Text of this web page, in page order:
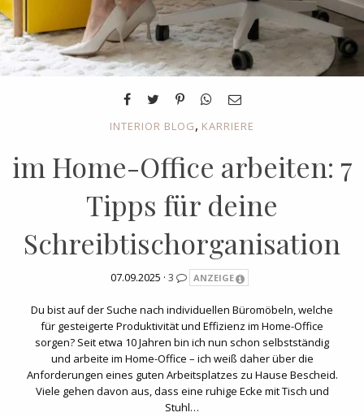
INTERIOR BLOG, KARRIERE
im Home-Office arbeiten: 7
Tipps für deine
Schreibtischorganisation
07.09.2025 · 3 ANZEIGE
Du bist auf der Suche nach individuellen Büromöbeln, welche
für gesteigerte Produktivität und Effizienz im Home-Office
sorgen? Seit etwa 10 Jahren bin ich nun schon selbstständig
und arbeite im Home-Office – ich weiß daher über die
Anforderungen eines guten Arbeitsplatzes zu Hause Bescheid.
Viele gehen davon aus, dass eine ruhige Ecke mit Tisch und
Stuhl…